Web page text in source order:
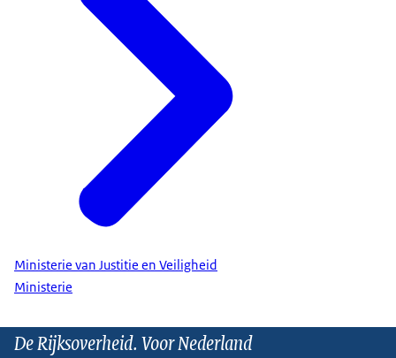
Ministerie van Justitie en Veiligheid
Ministerie
De Rijksoverheid. Voor Nederland